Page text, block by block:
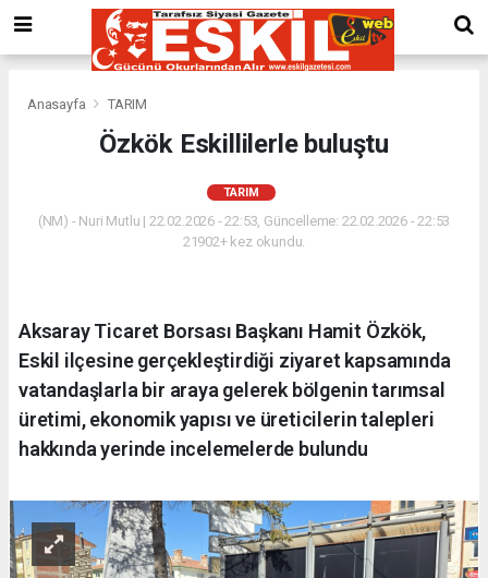
Anasayfa TARIM
Özkök Eskillilerle buluştu
TARIM
(NM) - Nuri Mutlu | 22.02.2026 - 22:53, Güncelleme: 22.02.2026 - 22:53
21902+ kez okundu.
Aksaray Ticaret Borsası Başkanı Hamit Özkök,
Eskil ilçesine gerçekleştirdiği ziyaret kapsamında
vatandaşlarla bir araya gelerek bölgenin tarımsal
üretimi, ekonomik yapısı ve üreticilerin talepleri
hakkında yerinde incelemelerde bulundu